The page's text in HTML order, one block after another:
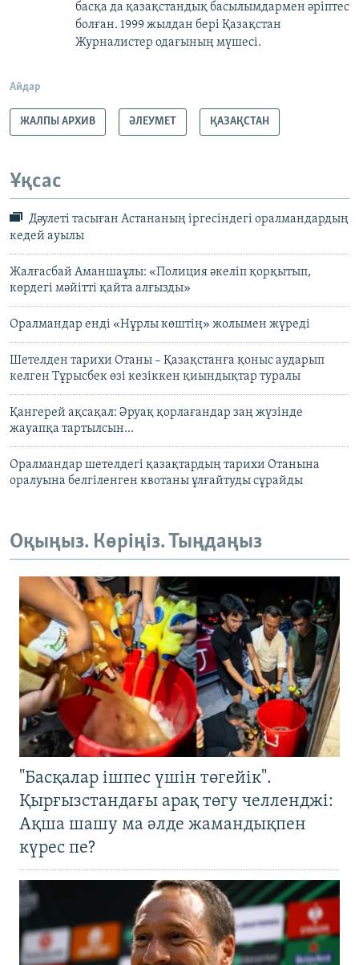
басқа да қазақстандық басылымдармен әріптес
болған. 1999 жылдан бері Қазақстан
Журналистер одағының мүшесі.
Айдар
ЖАЛПЫ АРХИВ ӘЛЕУМЕТ ҚАЗАҚСТАН
Ұқсас
Дәулеті тасыған Астананың іргесіндегі оралмандардың
кедей ауылы
Жалғасбай Аманшаұлы: «Полиция әкеліп қорқытып,
көрдегі мәйітті қайта алғызды»
Оралмандар енді «Нұрлы көштің» жолымен жүреді
Шетелден тарихи Отаны – Қазақстанға қоныс аударып
келген Тұрысбек өзі кезіккен қиындықтар туралы
Қангерей ақсақал: Әруақ қорлағандар заң жүзінде
жауапқа тартылсын...
Оралмандар шетелдегі қазақтардың тарихи Отанына
оралуына белгіленген квотаны ұлғайтуды сұрайды
Оқыңыз. Көріңіз. Тыңдаңыз
"Басқалар ішпес үшін төгейік".
Қырғызстандағы арақ төгу челленджі:
Ақша шашу ма әлде жамандықпен
күрес пе?